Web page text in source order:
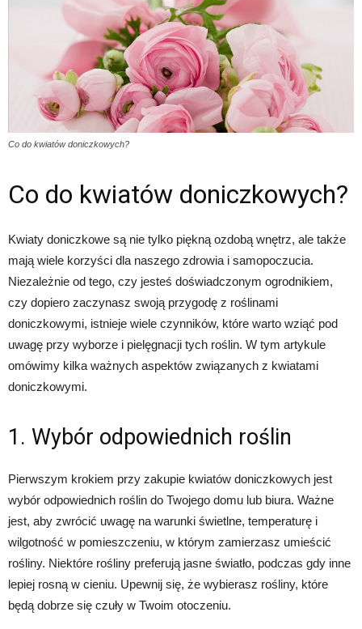
Co do kwiatów doniczkowych?
Co do kwiatów doniczkowych?
Kwiaty doniczkowe są nie tylko piękną ozdobą wnętrz, ale także
mają wiele korzyści dla naszego zdrowia i samopoczucia.
Niezależnie od tego, czy jesteś doświadczonym ogrodnikiem,
czy dopiero zaczynasz swoją przygodę z roślinami
doniczkowymi, istnieje wiele czynników, które warto wziąć pod
uwagę przy wyborze i pielęgnacji tych roślin. W tym artykule
omówimy kilka ważnych aspektów związanych z kwiatami
doniczkowymi.
1. Wybór odpowiednich roślin
Pierwszym krokiem przy zakupie kwiatów doniczkowych jest
wybór odpowiednich roślin do Twojego domu lub biura. Ważne
jest, aby zwrócić uwagę na warunki świetlne, temperaturę i
wilgotność w pomieszczeniu, w którym zamierzasz umieścić
rośliny. Niektóre rośliny preferują jasne światło, podczas gdy inne
lepiej rosną w cieniu. Upewnij się, że wybierasz rośliny, które
będą dobrze się czuły w Twoim otoczeniu.